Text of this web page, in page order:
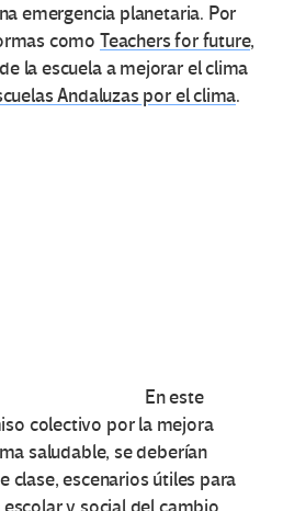
emergencia planetaria. Por
como Teachers for future,
la escuela a mejorar el clima
Andaluzas por el clima.
En este
colectivo por la mejora
saludable, se deberían
clase, escenarios útiles para